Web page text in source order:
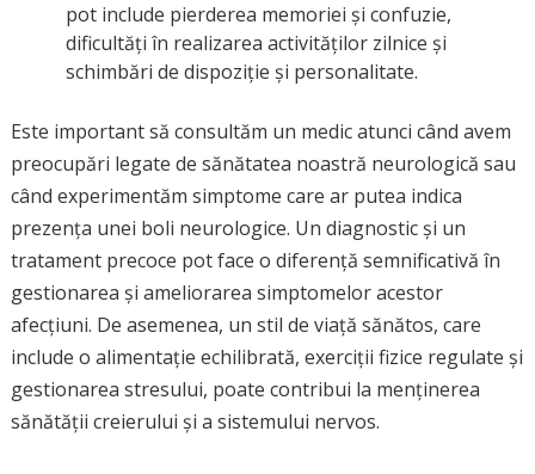
pot include pierderea memoriei și confuzie,
dificultăți în realizarea activităților zilnice și
schimbări de dispoziție și personalitate.
Este important să consultăm un medic atunci când avem
preocupări legate de sănătatea noastră neurologică sau
când experimentăm simptome care ar putea indica
prezența unei boli neurologice. Un diagnostic și un
tratament precoce pot face o diferență semnificativă în
gestionarea și ameliorarea simptomelor acestor
afecțiuni. De asemenea, un stil de viață sănătos, care
include o alimentație echilibrată, exerciții fizice regulate și
gestionarea stresului, poate contribui la menținerea
sănătății creierului și a sistemului nervos.